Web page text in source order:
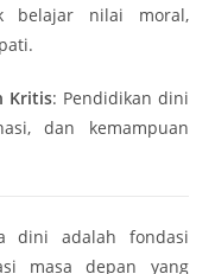
belajar nilai moral,
Kritis: Pendidikan dini
dan kemampuan
dini adalah fondasi
masa depan yang